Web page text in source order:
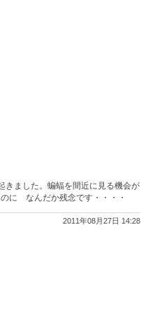
ました。蝙蝠を間近に見る機会が
に なんだか残念です・・・・
2011年08月27日 14:28